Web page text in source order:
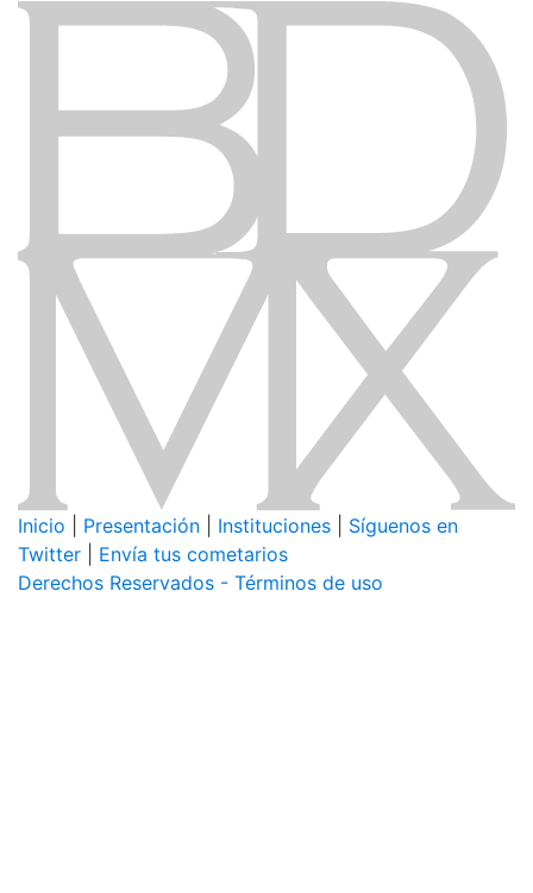
Inicio Presentación Instituciones
Síguenos en
Twitter
Envía tus cometarios
Derechos Reservados - Términos de uso